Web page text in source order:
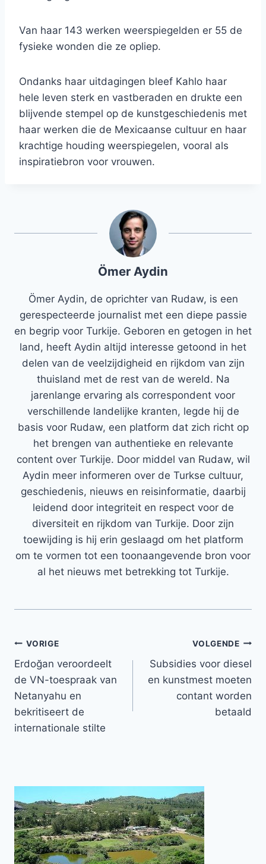
Van haar 143 werken weerspiegelden er 55 de
fysieke wonden die ze opliep.
Ondanks haar uitdagingen bleef Kahlo haar
hele leven sterk en vastberaden en drukte een
blijvende stempel op de kunstgeschiedenis met
haar werken die de Mexicaanse cultuur en haar
krachtige houding weerspiegelen, vooral als
inspiratiebron voor vrouwen.
Ömer Aydin
Ömer Aydin, de oprichter van Rudaw, is een
gerespecteerde journalist met een diepe passie
en begrip voor Turkije. Geboren en getogen in het
land, heeft Aydin altijd interesse getoond in het
delen van de veelzijdigheid en rijkdom van zijn
thuisland met de rest van de wereld. Na
jarenlange ervaring als correspondent voor
verschillende landelijke kranten, legde hij de
basis voor Rudaw, een platform dat zich richt op
het brengen van authentieke en relevante
content over Turkije. Door middel van Rudaw, wil
Aydin meer informeren over de Turkse cultuur,
geschiedenis, nieuws en reisinformatie, daarbij
leidend door integriteit en respect voor de
diversiteit en rijkdom van Turkije. Door zijn
toewijding is hij erin geslaagd om het platform
om te vormen tot een toonaangevende bron voor
al het nieuws met betrekking tot Turkije.
Bericht
navigatie
VORIGE
Erdoğan veroordeelt
de VN-toespraak van
Netanyahu en
bekritiseert de
internationale stilte
VOLGENDE
Subsidies voor diesel
en kunstmest moeten
contant worden
betaald